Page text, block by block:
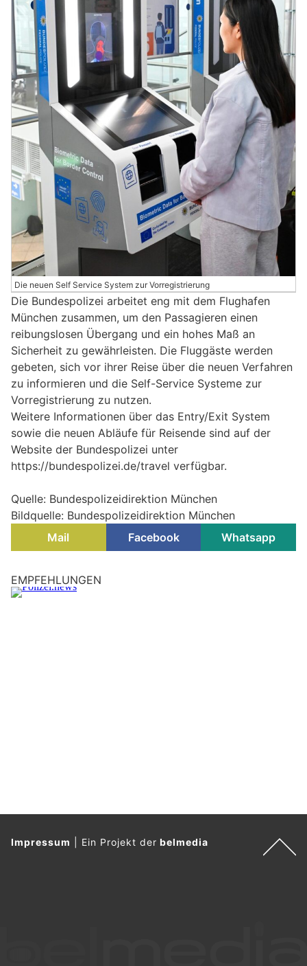
Die neuen Self Service System zur Vorregistrierung
Die Bundespolizei arbeitet eng mit dem Flughafen
München zusammen, um den Passagieren einen
reibungslosen Übergang und ein hohes Maß an
Sicherheit zu gewährleisten. Die Fluggäste werden
gebeten, sich vor ihrer Reise über die neuen Verfahren
zu informieren und die Self-Service Systeme zur
Vorregistrierung zu nutzen.
Weitere Informationen über das Entry/Exit System
sowie die neuen Abläufe für Reisende sind auf der
Website der Bundespolizei unter
https://bundespolizei.de/travel verfügbar.
Quelle: Bundespolizeidirektion München
Bildquelle: Bundespolizeidirektion München
Mail
Facebook Whatsapp
München, Bayern: Feuerwehr rettet Hund und
Am Dienstagnachmittag (4. August) kam es am Bahnhof
Ein 27-jähriger Pole soll einen 67-jährigen Deutschen nach